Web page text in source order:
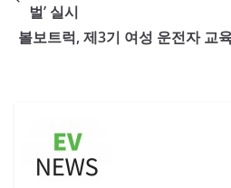
벌’ 실시
볼보트럭, 제3기 여성 운전자 교